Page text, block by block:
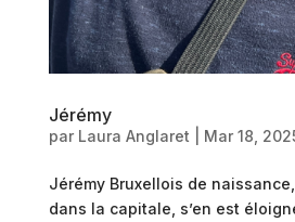
Jérémy
par Laura Anglaret Mar 18,
Jérémy Bruxellois de
dans la capitale, s’en est